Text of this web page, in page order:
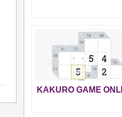
KAKURO GAME